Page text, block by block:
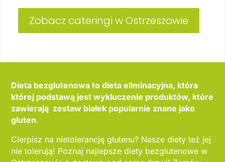
Zobacz cateringi w Ostrzeszowie
Dieta bezglutenowa to dieta eliminacyjna, która
której podstawą jest wykluczenie produktów, które
zawierają zestaw białek popularnie znane jako
gluten.
Cierpisz na nietolerancję glutenu? Nasze diety też jej
nie tolerują! Poznaj najlepsze diety bezglutenowe w